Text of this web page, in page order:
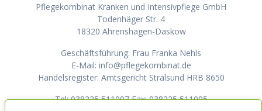
Pflegekombinat Kranken und Intensivpflege GmbH
Todenhäger Str. 4
18320 Ahrenshagen-Daskow
Geschäftsführung: Frau Franka Nehls
E-Mail: info@pflegekombinat.de
Handelsregister: Amtsgericht Stralsund HRB 8650
Tel: 038225 511007 Fax: 038225 511005